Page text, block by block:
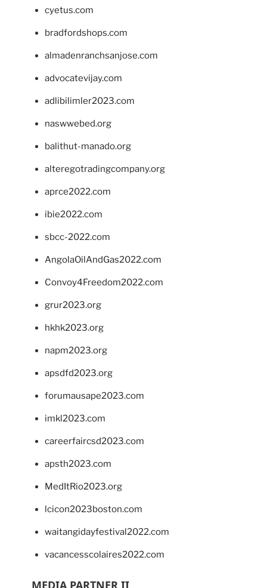
cyetus.com
bradfordshops.com
almadenranchsanjose.com
advocatevijay.com
adlibilimler2023.com
naswwebed.org
balithut-manado.org
alteregotradingcompany.org
aprce2022.com
ibie2022.com
sbcc-2022.com
AngolaOilAndGas2022.com
Convoy4Freedom2022.com
grur2023.org
hkhk2023.org
napm2023.org
apsdfd2023.org
forumausape2023.com
imkl2023.com
careerfaircsd2023.com
apsth2023.com
MedItRio2023.org
lcicon2023boston.com
waitangidayfestival2022.com
vacancesscolaires2022.com
MEDIA PARTNER II